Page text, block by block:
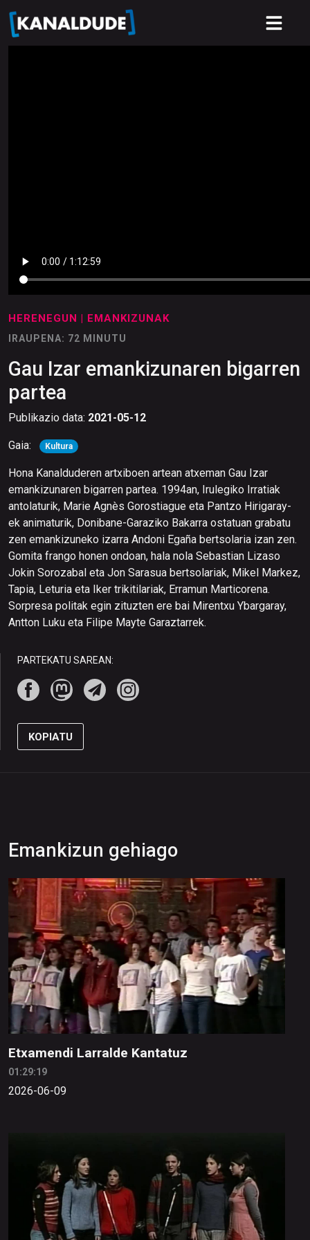
HERENEGUN | EMANKIZUNAK
IRAUPENA: 72 MINUTU
Gau Izar emankizunaren bigarren
partea
Publikazio data: 2021-05-12
Gaia: Kultura
Hona Kanalduderen artxiboen artean atxeman Gau Izar
emankizunaren bigarren partea. 1994an, Irulegiko Irratiak
antolaturik, Marie Agnès Gorostiague eta Pantzo Hirigaray-
ek animaturik, Donibane-Garaziko Bakarra ostatuan grabatu
zen emankizuneko izarra Andoni Egaña bertsolaria izan zen.
Gomita frango honen ondoan, hala nola Sebastian Lizaso
Jokin Sorozabal eta Jon Sarasua bertsolariak, Mikel Markez,
Tapia, Leturia eta Iker trikitilariak, Erramun Marticorena.
Sorpresa politak egin zituzten ere bai Mirentxu Ybargaray,
Antton Luku eta Filipe Mayte Garaztarrek.
PARTEKATU SAREAN:
KOPIATU
Emankizun gehiago
Etxamendi Larralde Kantatuz
01:29:19
2026-06-09